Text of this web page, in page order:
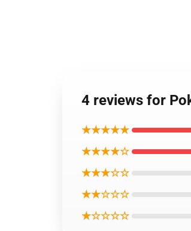
4 reviews for
★★★★★
★★★★☆
★★★☆☆
★★☆☆☆
★☆☆☆☆